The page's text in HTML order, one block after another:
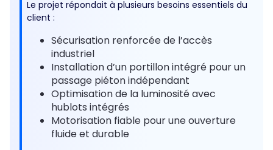
Le projet répondait à plusieurs besoins essentiels du
client :
Sécurisation renforcée de l’accès
industriel
Installation d’un portillon intégré pour un
passage piéton indépendant
Optimisation de la luminosité avec
hublots intégrés
Motorisation fiable pour une ouverture
fluide et durable